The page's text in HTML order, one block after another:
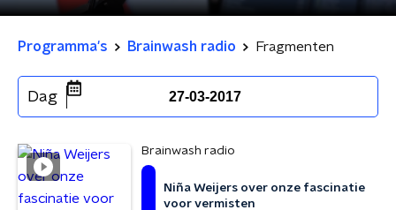
Programma's Brainwash radio Fragmenten
Dag 27-03-2017
Brainwash radio
Niña Weijers over onze fascinatie
voor vermisten